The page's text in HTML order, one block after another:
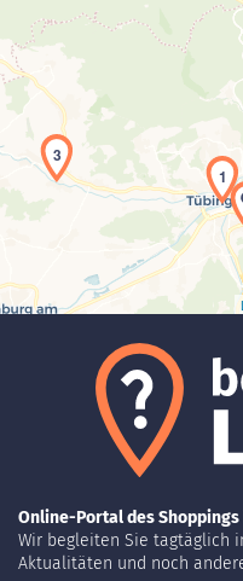
1
3
Online-Portal des
Wir begleiten Sie tagtäglich
Aktualitäten und noch